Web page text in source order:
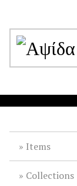
Items
Collections